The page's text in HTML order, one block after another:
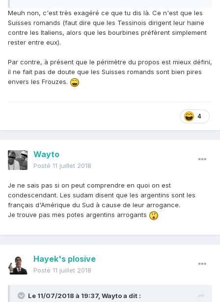
Meuh non, c'est très exagéré ce que tu dis là. Ce n'est que les
Suisses romands (faut dire que les Tessinois dirigent leur haine
contre les Italiens, alors que les bourbines préfèrent simplement
rester entre eux).
Par contre, à présent que le périmètre du propos est mieux défini,
il ne fait pas de doute que les Suisses romands sont bien pires
envers les Frouzes.
4
Wayto
Posté 11 juillet 2018
Je ne sais pas si on peut comprendre en quoi on est
condescendant. Les sudam disent que les argentins sont les
français d'Amérique du Sud à cause de leur arrogance.
Je trouve pas mes potes argentins arrogants
Hayek's plosive
Posté 11 juillet 2018
Le 11/07/2018 à 19:37, Waytoa dit :